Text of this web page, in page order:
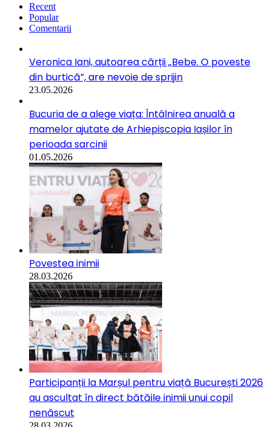
Recent
Popular
Comentarii
Veronica Iani, autoarea cărții „Bebe. O poveste
din burtică”, are nevoie de sprijin
23.05.2026
Bucuria de a alege viața: Întâlnirea anuală a
mamelor ajutate de Arhiepiscopia Iașilor în
perioada sarcinii
01.05.2026
Povestea inimii
28.03.2026
Participanții la Marșul pentru viață București 2026
au ascultat în direct bătăile inimii unui copil
nenăscut